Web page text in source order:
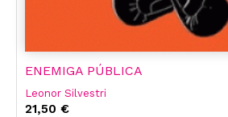
ENEMIGA PÚBLICA
Leonor Silvestri
21,50 €